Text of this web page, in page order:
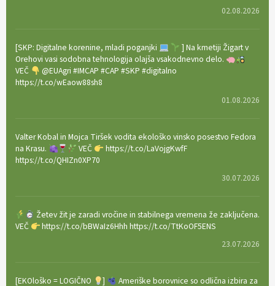
02.08.2026
[SKP: Digitalne korenine, mladi poganjki
] Na kmetiji Žigart v
Orehovi vasi sodobna tehnologija olajša vsakodnevno delo.
VEČ
@EUAgri #IMCAP #CAP #SKP #digitalno
https://t.co/wEaow88sh8
01.08.2026
Valter Kobal in Mojca Tiršek vodita ekološko vinsko posestvo Fedora
na Krasu.
VEČ
https://t.co/LaVojgKwfF
https://t.co/QHIZn0XP70
30.07.2026
Žetev žit je zaradi vročine in stabilnega vremena že zaključena.
VEČ
https://t.co/bBWaIz6Hhh https://t.co/TtKoOF5ENS
23.07.2026
[EKOloško = LOGIČNO ]
Ameriške borovnice so odlična izbira za